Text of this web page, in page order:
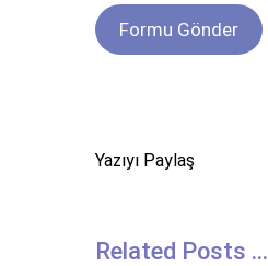
Related Posts ...